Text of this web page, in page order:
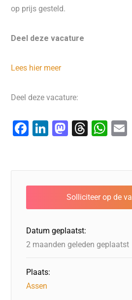
op prijs gesteld.
Deel deze vacature
Lees hier meer
Deel deze vacature:
F
e
b
o
o
k
Li
e
dI
n
M
o
d
o
n
T
a
d
s
W
s
A
p
l
Datum geplaatst:
2 maanden geleden geplaatst
Plaats:
Assen